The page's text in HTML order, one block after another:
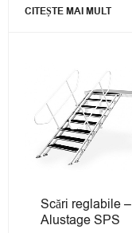
CITEȘTE MAI MULT
Scări reglabile –
Alustage SPS